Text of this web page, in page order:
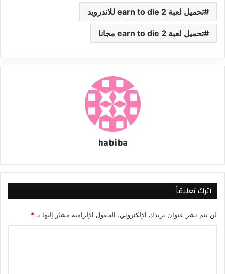
تحميل لعبة earn to die 2 للاندرويد
تحميل لعبة earn to die 2 مجانا
habiba
اترك تعليقاً
لن يتم نشر عنوان بريدك الإلكتروني. الحقول الإلزامية مشار إليها بـ *